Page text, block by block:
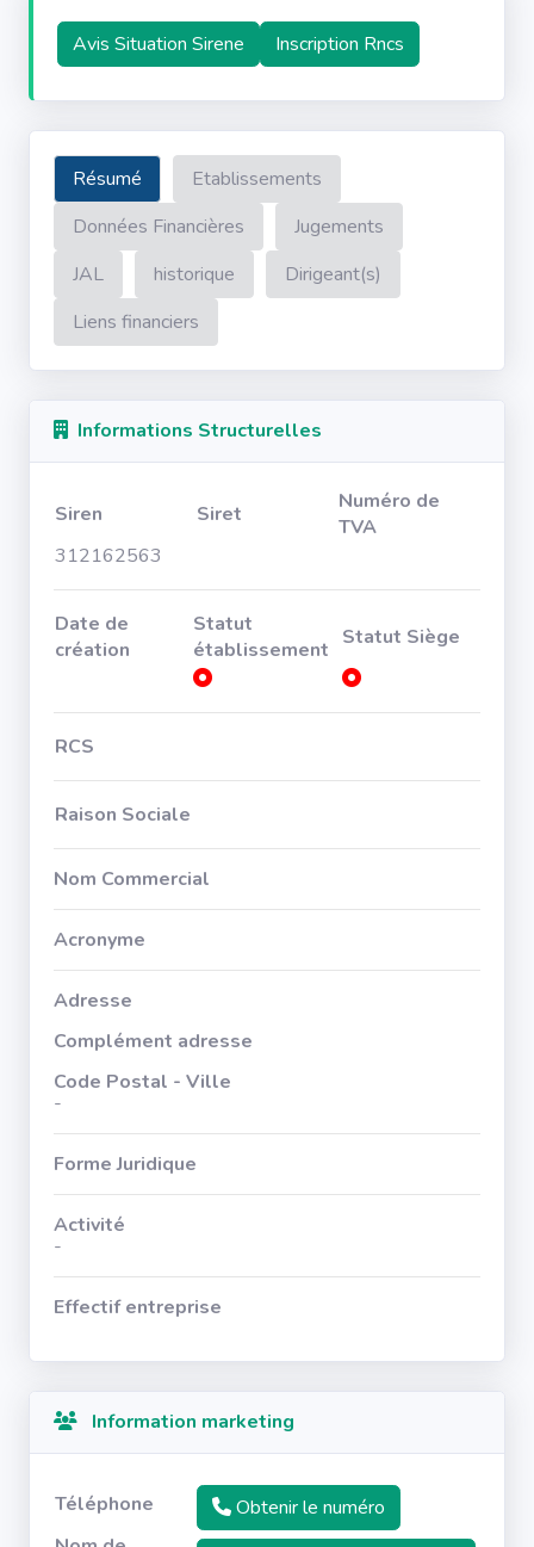
Avis Situation Sirene Inscription Rncs
Résumé
Etablissements
Données Financières
Jugements
JAL
historique
Dirigeant(s)
Liens financiers
Informations Structurelles
Siren Siret
Numéro de
TVA
312162563
Date de
création
Statut
établissement Statut Siège
RCS
Raison Sociale
Nom Commercial
Acronyme
Adresse
Complément adresse
Code Postal - Ville
-
Forme Juridique
Activité
-
Effectif entreprise
Information marketing
Téléphone
Obtenir le numéro